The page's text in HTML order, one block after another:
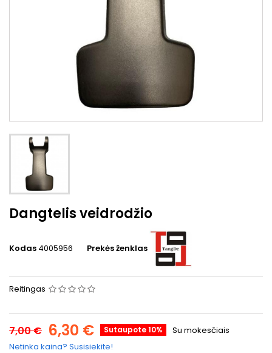
Dangtelis veidrodžio
Kodas 4005956 Prekės ženklas
Reitingas
7,00 € 6,30 € Sutaupote 10%
Su mokesčiais
Netinka kaina? Susisiekite!